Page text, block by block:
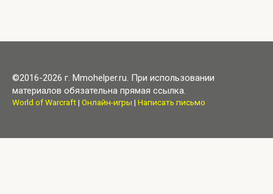
©2016-2026 г. Mmohelper.ru. При использовании
материалов обязательна прямая ссылка.
World of Warcraft| Онлайн-игры | Написать письмо